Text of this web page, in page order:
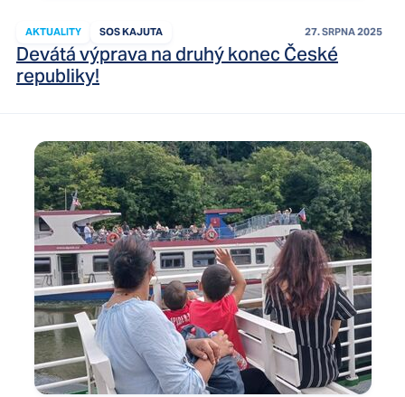
AKTUALITY SOS KAJUTA 27. SRPNA 2025
Devátá výprava na druhý konec České
republiky!